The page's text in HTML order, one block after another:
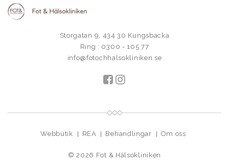
Storgatan 9, 434 30 Kungsbacka
Ring : 0300 - 105 77
info@fotochhalsokliniken.se
Webbutik REA Behandlingar Om oss
© 2026 Fot & Hälsokliniken